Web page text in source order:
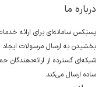
درباره ما
پستِکس سامانه‌ای برای ارائه
بخشیدن به ارسال مرسولات
شبکه‌ای گسترده از
ساده ارسال می‌کند.